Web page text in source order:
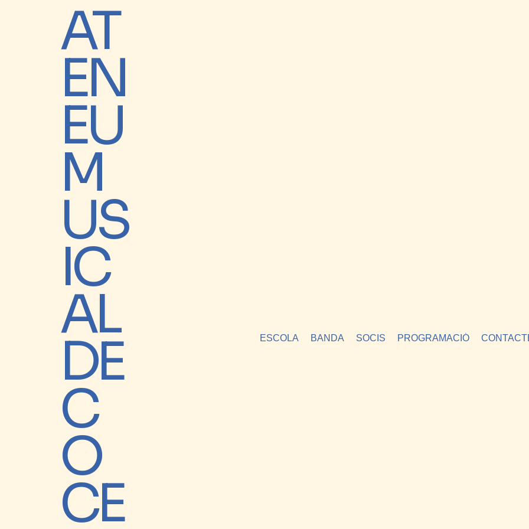
AT
EN
EU
M
US
IC
AL
DE
C
O
CE
ESCOLA BANDA SOCIS PROGRAMACIÓ